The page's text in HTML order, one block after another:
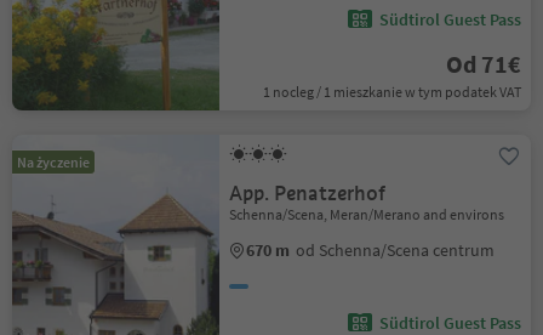
Südtirol Guest Pass
Od 71€
1 nocleg / 1 mieszkanie w tym podatek VAT
Na życzenie
App. Penatzerhof
Schenna/Scena, Meran/Merano and environs
670 m od Schenna/Scena centrum
Südtirol Guest Pass